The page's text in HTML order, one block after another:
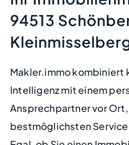
94513
Makler.immo kombiniert
Intelligenz mit einem
Ansprechpartner vor Ort,
bestmöglichsten